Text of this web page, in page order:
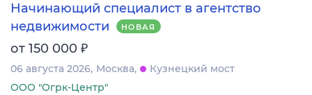
Начинающий специалист в агентство
недвижимости
НОВАЯ
от 150 000 ₽
06 августа 2026 Москва
Кузнецкий мост
ООО "Огрк-Центр"